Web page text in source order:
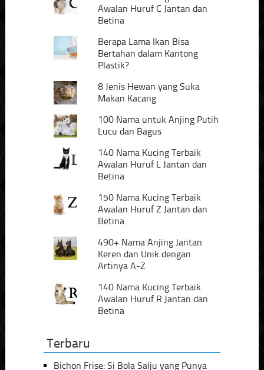
Awalan Huruf C Jantan dan
Betina
Berapa Lama Ikan Bisa
Bertahan dalam Kantong
Plastik?
8 Jenis Hewan yang Suka
Makan Kacang
100 Nama untuk Anjing Putih
Lucu dan Bagus
140 Nama Kucing Terbaik
Awalan Huruf L Jantan dan
Betina
150 Nama Kucing Terbaik
Awalan Huruf Z Jantan dan
Betina
490+ Nama Anjing Jantan
Keren dan Unik dengan
Artinya A-Z
140 Nama Kucing Terbaik
Awalan Huruf R Jantan dan
Betina
Terbaru
Bichon Frise: Si Bola Salju yang Punya